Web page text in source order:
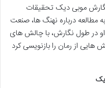
موبی دیک تحقیقات
مطالعه درباره نهنگ ها، صنعت
در طول نگارش، با چالش های
از رمان را بازنویسی کرد